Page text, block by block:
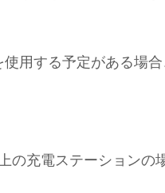
用する予定がある場
の充電ステーションの